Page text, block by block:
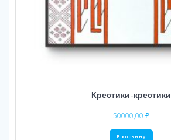
Крестики-крестики
50000,00 ₽
В корзину